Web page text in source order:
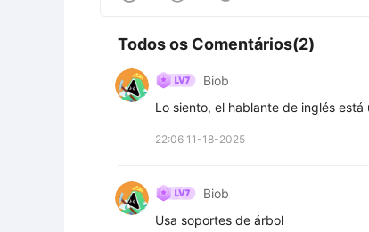
Todos os Comentários(2)
Biob
Lo siento, el hablante de inglés
22:06 11-18-2025
Biob
Usa soportes de árbol